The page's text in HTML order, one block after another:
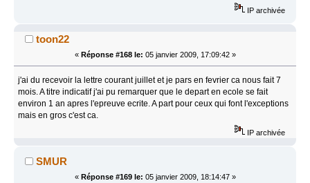
IP archivée
toon22
« Réponse #168 le: 05 janvier 2009, 17:09:42 »
j'ai du recevoir la lettre courant juillet et je pars en fevrier ca nous fait 7
mois. A titre indicatif j'ai pu remarquer que le depart en ecole se fait
environ 1 an apres l'epreuve ecrite. A part pour ceux qui font l'exceptions
mais en gros c'est ca.
IP archivée
SMUR
« Réponse #169 le: 05 janvier 2009, 18:14:47 »